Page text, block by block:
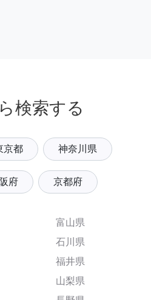
検索する
京都 神奈川県
府 京都府
富山県
石川県
福井県
山梨県